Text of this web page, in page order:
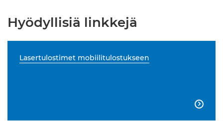
Hyödyllisiä linkkejä
Lasertulostimet mobiilitulostukseen
